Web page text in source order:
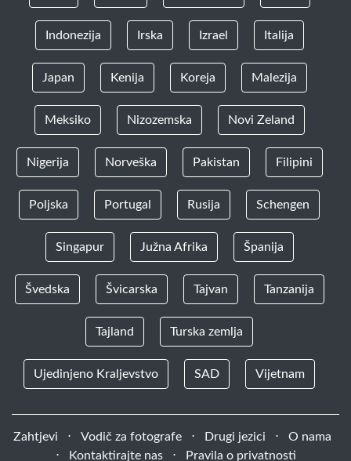
Indonezija Irska Izrael Italija
Japan Kenija Koreja Malezija
Meksiko Nizozemska Novi Zeland
Nigerija Norveška Pakistan Filipini
Poljska Portugal Rusija Schengen
Singapur Južna Afrika Španija
Švedska Švicarska Tajvan Tanzanija
Tajland Turska zemlja
Ujedinjeno Kraljevstvo SAD Vijetnam
Zahtjevi ⋅ Vodič za fotografe ⋅ Drugi jezici ⋅
O nama
⋅
Kontaktirajte nas ⋅ Pravila o privatnosti